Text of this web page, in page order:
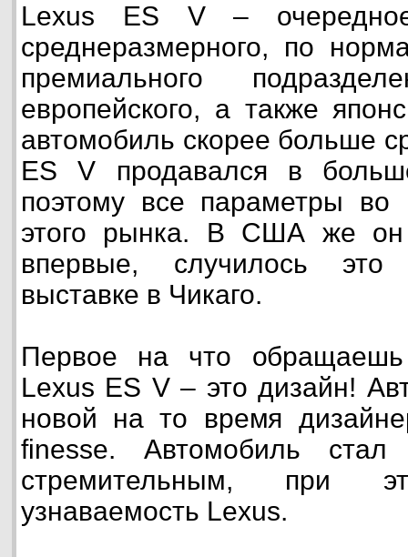
Lexus ES V –
среднеразмерного, по
премиального
европейского, а также
автомобиль скорее больше
ES V продавался в
поэтому все параметры
этого рынка. В США же он
впервые, случилось это
выставке в Чикаго.
Первое на что
Lexus ES V – это дизайн!
новой на то время
finesse. Автомобиль
стремительным, при
узнаваемость Lexus.